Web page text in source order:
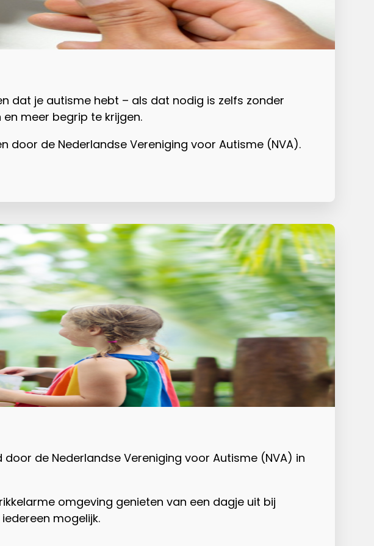
dat je autisme hebt – als dat nodig is zelfs zonder
meer begrip te krijgen.
door de Nederlandse Vereniging voor Autisme (NVA).
de Nederlandse Vereniging voor Autisme (NVA) in
omgeving genieten van een dagje uit bij
mogelijk.